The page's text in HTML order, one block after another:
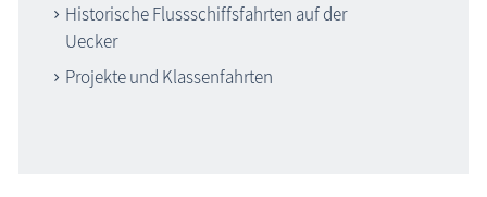
Historische Flussschiffsfahrten auf der
Uecker
Projekte und Klassenfahrten